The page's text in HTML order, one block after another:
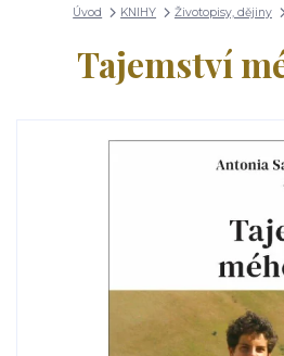
Úvod KNIHY Životopisy, dějiny
Tajemství